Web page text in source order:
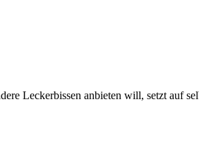
Leckerbissen anbieten will, setzt auf